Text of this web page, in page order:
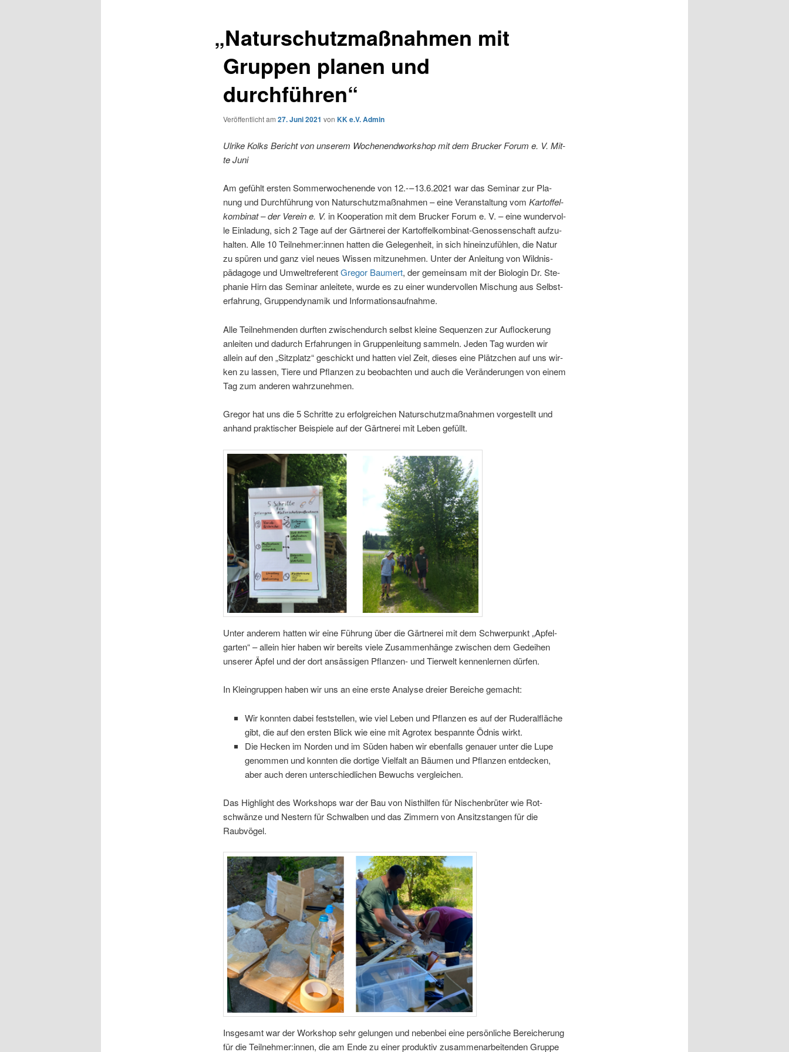
„Naturschutzmaßnahmen mit
Gruppen planen und
durchführen“
Veröffentlicht am 27. Juni 2021 von KK e.V. Admin
Ulri­ke Kolks Bericht von unse­rem Wochen­end­work­shop mit dem Bru­cker Forum e. V. Mit­
te Juni
Am gefühlt ers­ten Som­mer­wo­chen­en­de von 12.- – 13.6.2021 war das Semi­nar zur Pla­
nung und Durch­füh­rung von Natur­schutz­maß­nah­men – eine Ver­an­stal­tung vom Kar­tof­fel­
kom­bi­nat – der Ver­ein e. V. in Koope­ra­ti­on mit dem Bru­cker Forum e. V. – eine wun­der­vol­
le Ein­la­dung, sich 2 Tage auf der Gärt­ne­rei der Kar­tof­fel­kom­bi­nat-Genos­sen­schaft auf­zu­
hal­ten. Alle 10 Teilnehmer:innen hat­ten die Gele­gen­heit, in sich hin­ein­zu­füh­len, die Natur
zu spü­ren und ganz viel neu­es Wis­sen mit­zu­neh­men. Unter der Anlei­tung von Wild­nis­
päd­ago­ge und Umwelt­re­fe­rentGre­gor Bau­mert, der gemein­sam mit der Bio­lo­gin Dr. Ste­
pha­nie Hirn das Semi­nar anlei­te­te, wur­de es zu einer wun­der­vol­len Mischung aus Selbst­
er­fah­rung, Grup­pen­dy­na­mik und Informationsaufnahme.
Alle Teil­neh­men­den durf­ten zwi­schen­durch selbst klei­ne Sequen­zen zur Auf­lo­cke­rung
anlei­ten und dadurch Erfah­run­gen in Grup­pen­lei­tung sam­meln. Jeden Tag wur­den wir
allein auf den „Sitz­platz“ geschickt und hat­ten viel Zeit, die­ses eine Plätz­chen auf uns wir­
ken zu las­sen, Tie­re und Pflan­zen zu beob­ach­ten und auch die Ver­än­de­run­gen von einem
Tag zum ande­ren wahrzunehmen.
Gre­gor hat uns die 5 Schrit­te zu erfolg­rei­chen Natur­schutz­maß­nah­men vor­ge­stellt und
anhand prak­ti­scher Bei­spie­le auf der Gärt­ne­rei mit Leben gefüllt.
Unter ande­rem hat­ten wir eine Füh­rung über die Gärt­ne­rei mit dem Schwer­punkt „Apfel­
gar­ten“ – allein hier haben wir bereits vie­le Zusam­men­hän­ge zwi­schen dem Gedei­hen
unse­rer Äpfel und der dort ansäs­si­gen Pflan­zen- und Tier­welt ken­nen­ler­nen dürfen.
In Klein­grup­pen haben wir uns an eine ers­te Ana­ly­se drei­er Berei­che gemacht:
Wir konn­ten dabei fest­stel­len, wie viel Leben und Pflan­zen es auf der Ruderal­flä­che
gibt, die auf den ers­ten Blick wie eine mit Agro­tex bespann­te Ödnis wirkt.
Die Hecken im Nor­den und im Süden haben wir eben­falls genau­er unter die Lupe
genom­men und konn­ten die dor­ti­ge Viel­falt an Bäu­men und Pflan­zen ent­de­cken,
aber auch deren unter­schied­li­chen Bewuchs vergleichen.
Das High­light des Work­shops war der Bau von Nist­hil­fen für Nischen­brü­ter wie Rot­
schwän­ze und Nes­tern für Schwal­ben und das Zim­mern von Ansitz­stan­gen für die
Raubvögel.
Ins­ge­samt war der Work­shop sehr gelun­gen und neben­bei eine per­sön­li­che Berei­che­rung
für die Teilnehmer:innen, die am Ende zu einer pro­duk­tiv zusam­men­ar­bei­ten­den Grup­pe